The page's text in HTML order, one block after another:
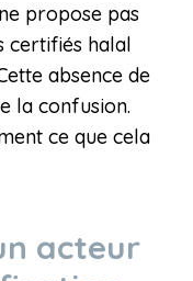
propose pas
certifiés halal
absence de
la confusion.
ce que cela
acteur